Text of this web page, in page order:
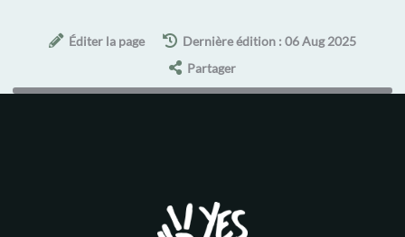
Éditer la page
Dernière édition : 06 Aug 2025
Partager